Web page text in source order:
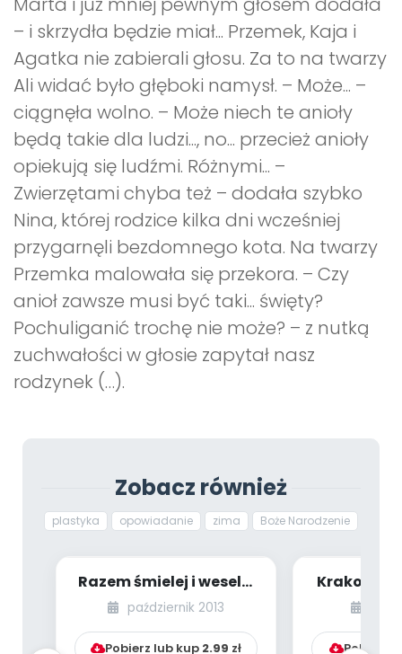
– i skrzydła będzie miał... Przemek, Kaja i
Agatka nie zabierali głosu. Za to na twarzy
Ali widać było głęboki namysł. – Może... –
ciągnęła wolno. – Może niech te anioły
będą takie dla ludzi..., no... przecież anioły
opiekują się ludźmi. Różnymi... –
Zwierzętami chyba też – dodała szybko
Nina, której rodzice kilka dni wcześniej
przygarnęli bezdomnego kota. Na twarzy
Przemka malowała się przekora. – Czy
anioł zawsze musi być taki... święty?
Pochuliganić trochę nie może? – z nutką
zuchwałości w głosie zapytał nasz
rodzynek (…).
Zobacz również
plastyka opowiadanie zima Boże Narodzenie
Razem śmielej i weselej
– jesienno-zimowe
zabawy plasty...
październik 2013
Pobierz lub kup 2.99 zł Pobierz